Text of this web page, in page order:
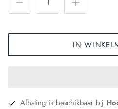
IN
Afhaling is beschikbaar bij